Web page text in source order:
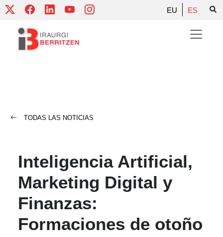
Skip
content
EU ES
TODAS LAS NOTICIAS
Inteligencia Artificial,
Marketing Digital y
Finanzas:
Formaciones de otoño